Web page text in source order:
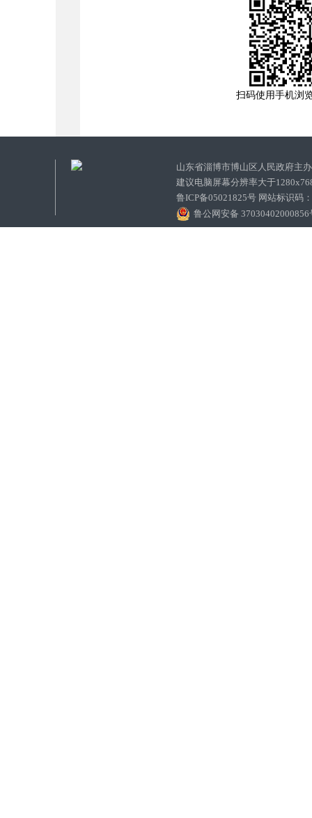
扫码使用手机浏
山东省淄博市博山区人民政府
建议电脑屏幕分辨率大于
鲁ICP备05021825号 网站标识码
鲁公网安备 37030402000856